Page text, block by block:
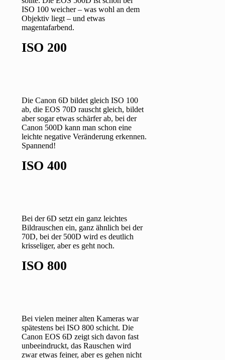
ISO 100 weicher – was wohl an dem
Objektiv liegt – und etwas
magentafarbend.
ISO 200
Die Canon 6D bildet gleich ISO 100
ab, die EOS 70D rauscht gleich, bildet
aber sogar etwas schärfer ab, bei der
Canon 500D kann man schon eine
leichte negative Veränderung erkennen.
Spannend!
ISO 400
Bei der 6D setzt ein ganz leichtes
Bildrauschen ein, ganz ähnlich bei der
70D, bei der 500D wird es deutlich
krisseliger, aber es geht noch.
ISO 800
Bei vielen meiner alten Kameras war
spätestens bei ISO 800 schicht. Die
Canon EOS 6D zeigt sich davon fast
unbeeindruckt, das Rauschen wird
zwar etwas feiner, aber es gehen nicht